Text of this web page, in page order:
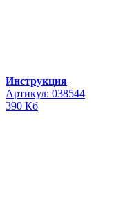
Инструкция
Артикул: 038544
390 Кб